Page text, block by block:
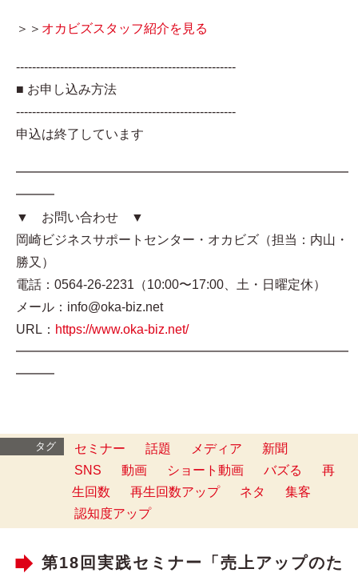
＞＞ オカビズスタッフ紹介を見る
-------------------------------------------------------
■ お申し込み方法
-------------------------------------------------------
申込は終了しています
━━━━━━━━━━━━━━━━━━━━━━━━━━
━━━
▼ お問い合わせ ▼
岡崎ビジネスサポートセンター・オカビズ（担当：内山・
勝又）
電話：0564-26-2231（10:00〜17:00、土・日曜定休）
メール：info@oka-biz.net
URL： https://www.oka-biz.net/
━━━━━━━━━━━━━━━━━━━━━━━━━━
━━━
タグ セミナー 話題 メディア
新聞
SNS
動画 ショート動画 バズる
再
生回数
再生回数アップ ネタ
集客
認知度アップ
第18回実践セミナー「売上アップのた